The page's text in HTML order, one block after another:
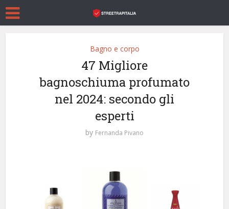
Bagno e corpo
47 Migliore
bagnoschiuma profumato
nel 2024: secondo gli
esperti
by Fernanda Pivano